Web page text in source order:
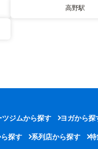
高野駅
ツジムから探す ヨガから探
探す 系列店から探す 特